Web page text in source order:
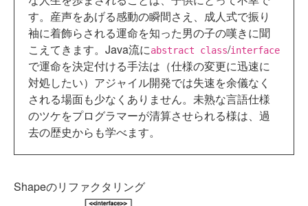
す。産声をあげる感動の瞬間さえ、成人式で振り
袖に着飾らされる運命を知った男の子の嘆きに聞
こえてきます。Java流にabstract class/interface
で運命を決定付ける手法は（仕様の変更に迅速に
対処したい）アジャイル開発では失速を余儀なく
される場面も少なくありません。未熟な言語仕様
のツケをプログラマーが清算させられる様は、過
去の歴史からも学べます。
Shapeのリファクタリング